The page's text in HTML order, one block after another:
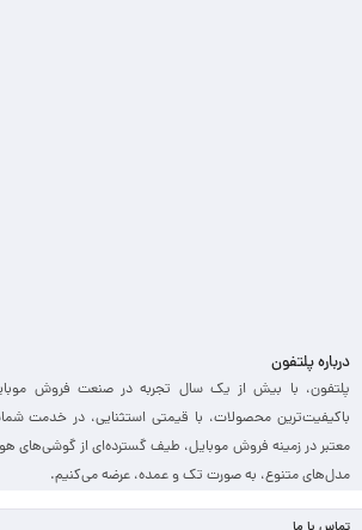
درباره پلتفون
پلتفون، با بیش از یک سال تجربه در صنعت فروش
باکیفیت‌ترین محصولات، با قیمتی استثنایی، در خدمت
معتبر در زمینه فروش موبایل، طیف گسترده‌ای از گوشی‌های
مدل‌های متنوع، به صورت تک و عمده، عرضه می‌کنیم.